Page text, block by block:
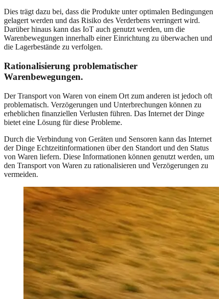
Dies trägt dazu bei, dass die Produkte unter optimalen Bedingungen
gelagert werden und das Risiko des Verderbens verringert wird.
Darüber hinaus kann das IoT auch genutzt werden, um die
Warenbewegungen innerhalb einer Einrichtung zu überwachen und
die Lagerbestände zu verfolgen.
Rationalisierung problematischer
Warenbewegungen.
Der Transport von Waren von einem Ort zum anderen ist jedoch oft
problematisch. Verzögerungen und Unterbrechungen können zu
erheblichen finanziellen Verlusten führen. Das Internet der Dinge
bietet eine Lösung für diese Probleme.
Durch die Verbindung von Geräten und Sensoren kann das Internet
der Dinge Echtzeitinformationen über den Standort und den Status
von Waren liefern. Diese Informationen können genutzt werden, um
den Transport von Waren zu rationalisieren und Verzögerungen zu
vermeiden.